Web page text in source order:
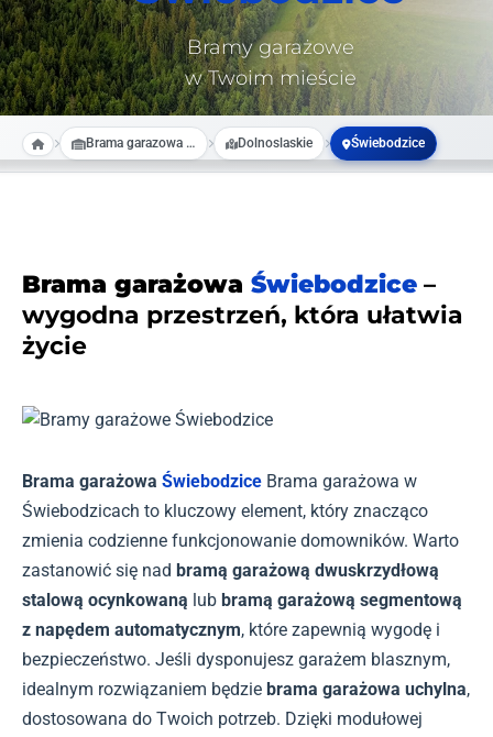
Bramy garażowe
w Twoim mieście
Brama garazowa na wymiar Dolnoslaskie Świebodzice
Brama garażowa Świebodzice –
wygodna przestrzeń, która ułatwia
życie
Brama garażowa Świebodzice Brama garażowa w
Świebodzicach to kluczowy element, który znacząco
zmienia codzienne funkcjonowanie domowników. Warto
zastanowić się nad bramą garażową dwuskrzydłową
stalową ocynkowaną lub bramą garażową segmentową
z napędem automatycznym, które zapewnią wygodę i
bezpieczeństwo. Jeśli dysponujesz garażem blasznym,
idealnym rozwiązaniem będzie brama garażowa uchylna,
dostosowana do Twoich potrzeb. Dzięki modułowej